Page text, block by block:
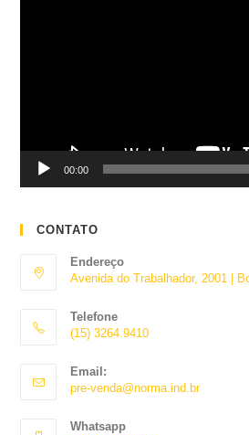
00:00
CONTATO
Endereço
Avenida do Trabalhador, 2001 |
Telefone
(15) 3264.9410
em
seu
Email:
pre-venda@norma.ind.brAbre
Whatsapp